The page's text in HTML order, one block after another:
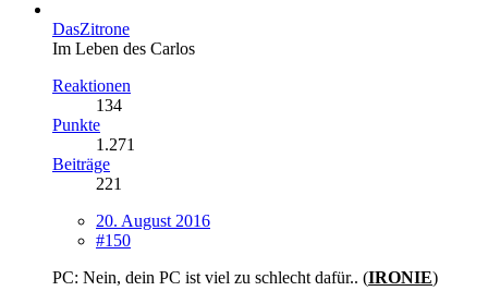
DasZitrone
Im Leben des Carlos
Reaktionen
134
Punkte
1.271
Beiträge
221
20. August 2016
#150
PC: Nein, dein PC ist viel zu schlecht dafür.. (IRONIE)